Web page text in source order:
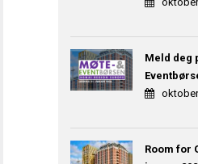
Meld deg
Room for